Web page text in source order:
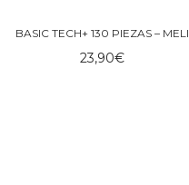
BASIC TECH+ 130 PIEZAS – MELI
23,90€